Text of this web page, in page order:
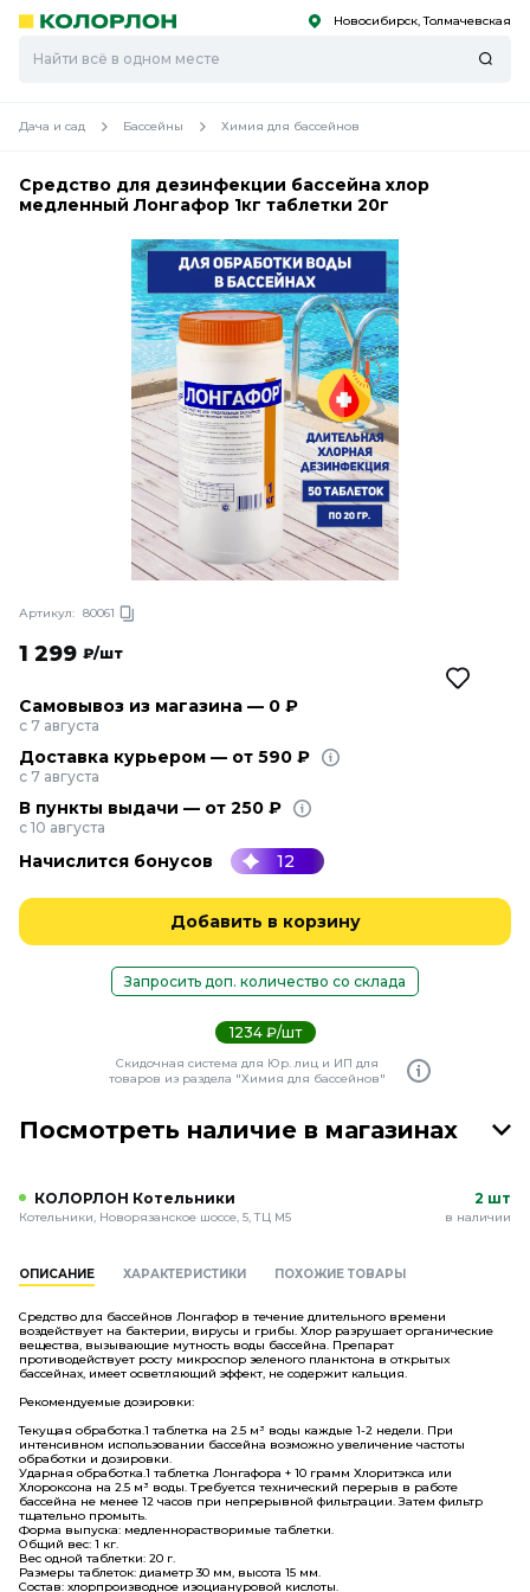
Скоро
Скоро Новосибирск, Толмачевская
Дача и сад Бассейны Химия для бассейнов
Средство для дезинфекции бассейна хлор
медленный Лонгафор 1кг таблетки 20г
Артикул: 80061
1 299 ₽/шт
Самовывоз из магазина — 0 ₽
с 7 августа
Доставка курьером — от 590 ₽
с 7 августа
В пункты выдачи — от 250 ₽
с 10 августа
Начислится бонусов 12
Добавить в корзину
Запросить доп. количество со склада
1234 ₽/шт
Скидочная система для Юр. лиц и ИП для
товаров из раздела "Химия для бассейнов"
Посмотреть наличие в магазинах
КОЛОРЛОН Котельники
Котельники, Новорязанское шоссе, 5, ТЦ М5
2 шт
в наличии
ОПИСАНИЕ ХАРАКТЕРИСТИКИ ПОХОЖИЕ ТОВАРЫ
Средство для бассейнов Лонгафор в течение длительного времени
воздействует на бактерии, вирусы и грибы. Хлор разрушает органические
вещества, вызывающие мутность воды бассейна. Препарат
противодействует росту микроспор зеленого планктона в открытых
бассейнах, имеет осветляющий эффект, не содержит кальция.
Рекомендуемые дозировки:
Текущая обработка.1 таблетка на 2.5 м³ воды каждые 1-2 недели. При
интенсивном использовании бассейна возможно увеличение частоты
обработки и дозировки.
Ударная обработка.1 таблетка Лонгафора + 10 грамм Хлоритэкса или
Хлороксона на 2.5 м³ воды. Требуется технический перерыв в работе
бассейна не менее 12 часов при непрерывной фильтрации. Затем фильтр
тщательно промыть.
Форма выпуска: медленнорастворимые таблетки.
Общий вес: 1 кг.
Вес одной таблетки: 20 г.
Размеры таблеток: диаметр 30 мм, высота 15 мм.
Состав: хлорпроизводное изоциануровой кислоты.